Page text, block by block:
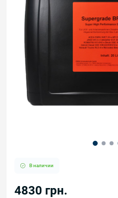
В наличии
4830 грн.